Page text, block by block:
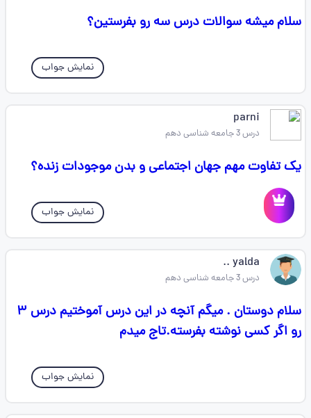
سلام میشه سوالات درس سه رو بفرستین؟
نمایش جواب
parni
درس 3 جامعه شناسی دهم
یک تفاوت مهم جهان اجتماعی و بدن موجودات زنده؟
نمایش جواب
yalda ..
درس 3 جامعه شناسی دهم
سلام دوستان . میگم آنچه در این درس آموختیم درس ۳
رو اگر کسی نوشته بفرسته.تاج میدم
نمایش جواب